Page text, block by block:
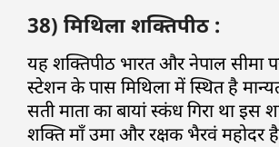
38) मिथिला शक्तिपीठ :
यह शक्तिपीठ भारत और नेपाल सीमा
स्टेशन के पास मिथिला में स्थित है
सती माता का बायां स्कंध गिरा था इस
शक्ति माँ उमा और रक्षक भैरवं महोदर